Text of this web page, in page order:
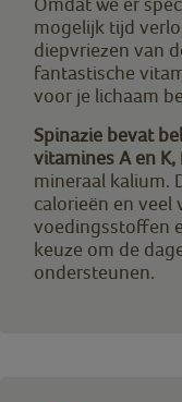
mogelijk tijd
diepvriezen van
fantastische
voor je lichaam
Spinazie bevat
vitamines A en
mineraal kalium.
calorieën en veel
voedingsstoffen
keuze om de
ondersteunen.